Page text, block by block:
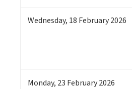
Wednesday, 18 February 2026
Monday, 23 February 2026